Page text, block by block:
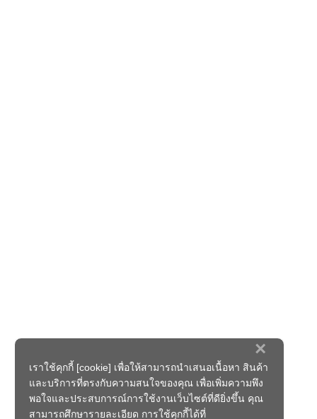
×
เราใช้คุกกี้ [cookie] เพื่อให้สามารถนำเสนอเนื้อหา สินค้า
และบริการที่ตรงกับความสนใจของคุณ เพื่อเพิ่มความพึง
พอใจและประสบการณ์การใช้งานเว็บไซต์ที่ดียิ่งขึ้น คุณ
สามารถศึกษารายละเอียด การใช้คุกกี้ได้ที่